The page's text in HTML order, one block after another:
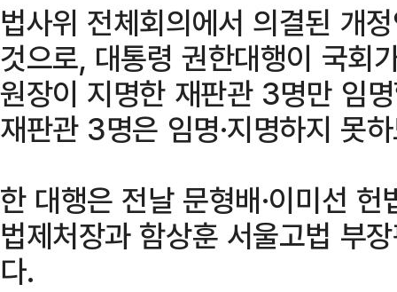
법사위 전체회의에서 의결된 개
것으로, 대통령 권한대행이 국회
원장이 지명한 재판관 3명만 임
재판관 3명은 임명·지명하지 못
한 대행은 전날 문형배·이미선
법제처장과 함상훈 서울고법 부
다.